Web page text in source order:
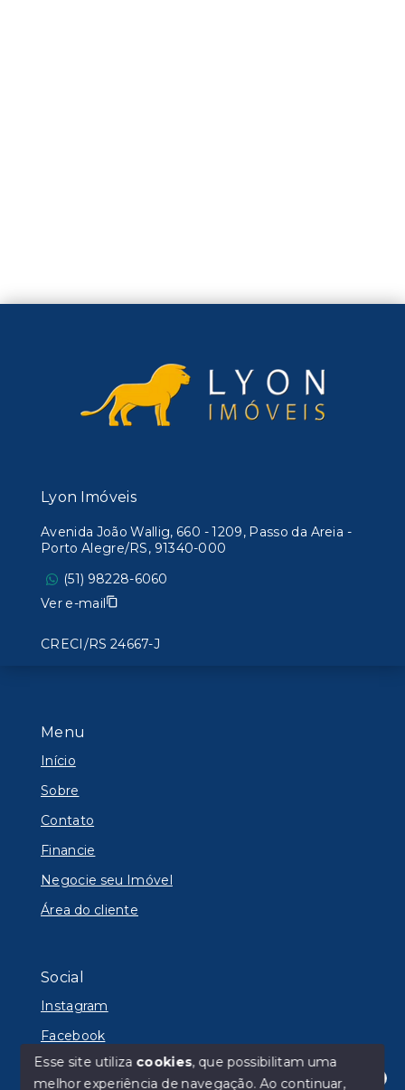
Menu
Início
Sobre
Contato
Financie
Negocie seu Imóvel
Área do cliente
Social
Instagram
Facebook
Lyon Imóveis
Avenida João Wallig, 660 - 1209, Passo da Areia -
Porto Alegre/RS, 91340-000
(51) 98228-6060
Ver e-mail
CRECI/RS 24667-J
Esse site utiliza cookies, que possibilitam uma
melhor experiência de navegação.Ao continuar,